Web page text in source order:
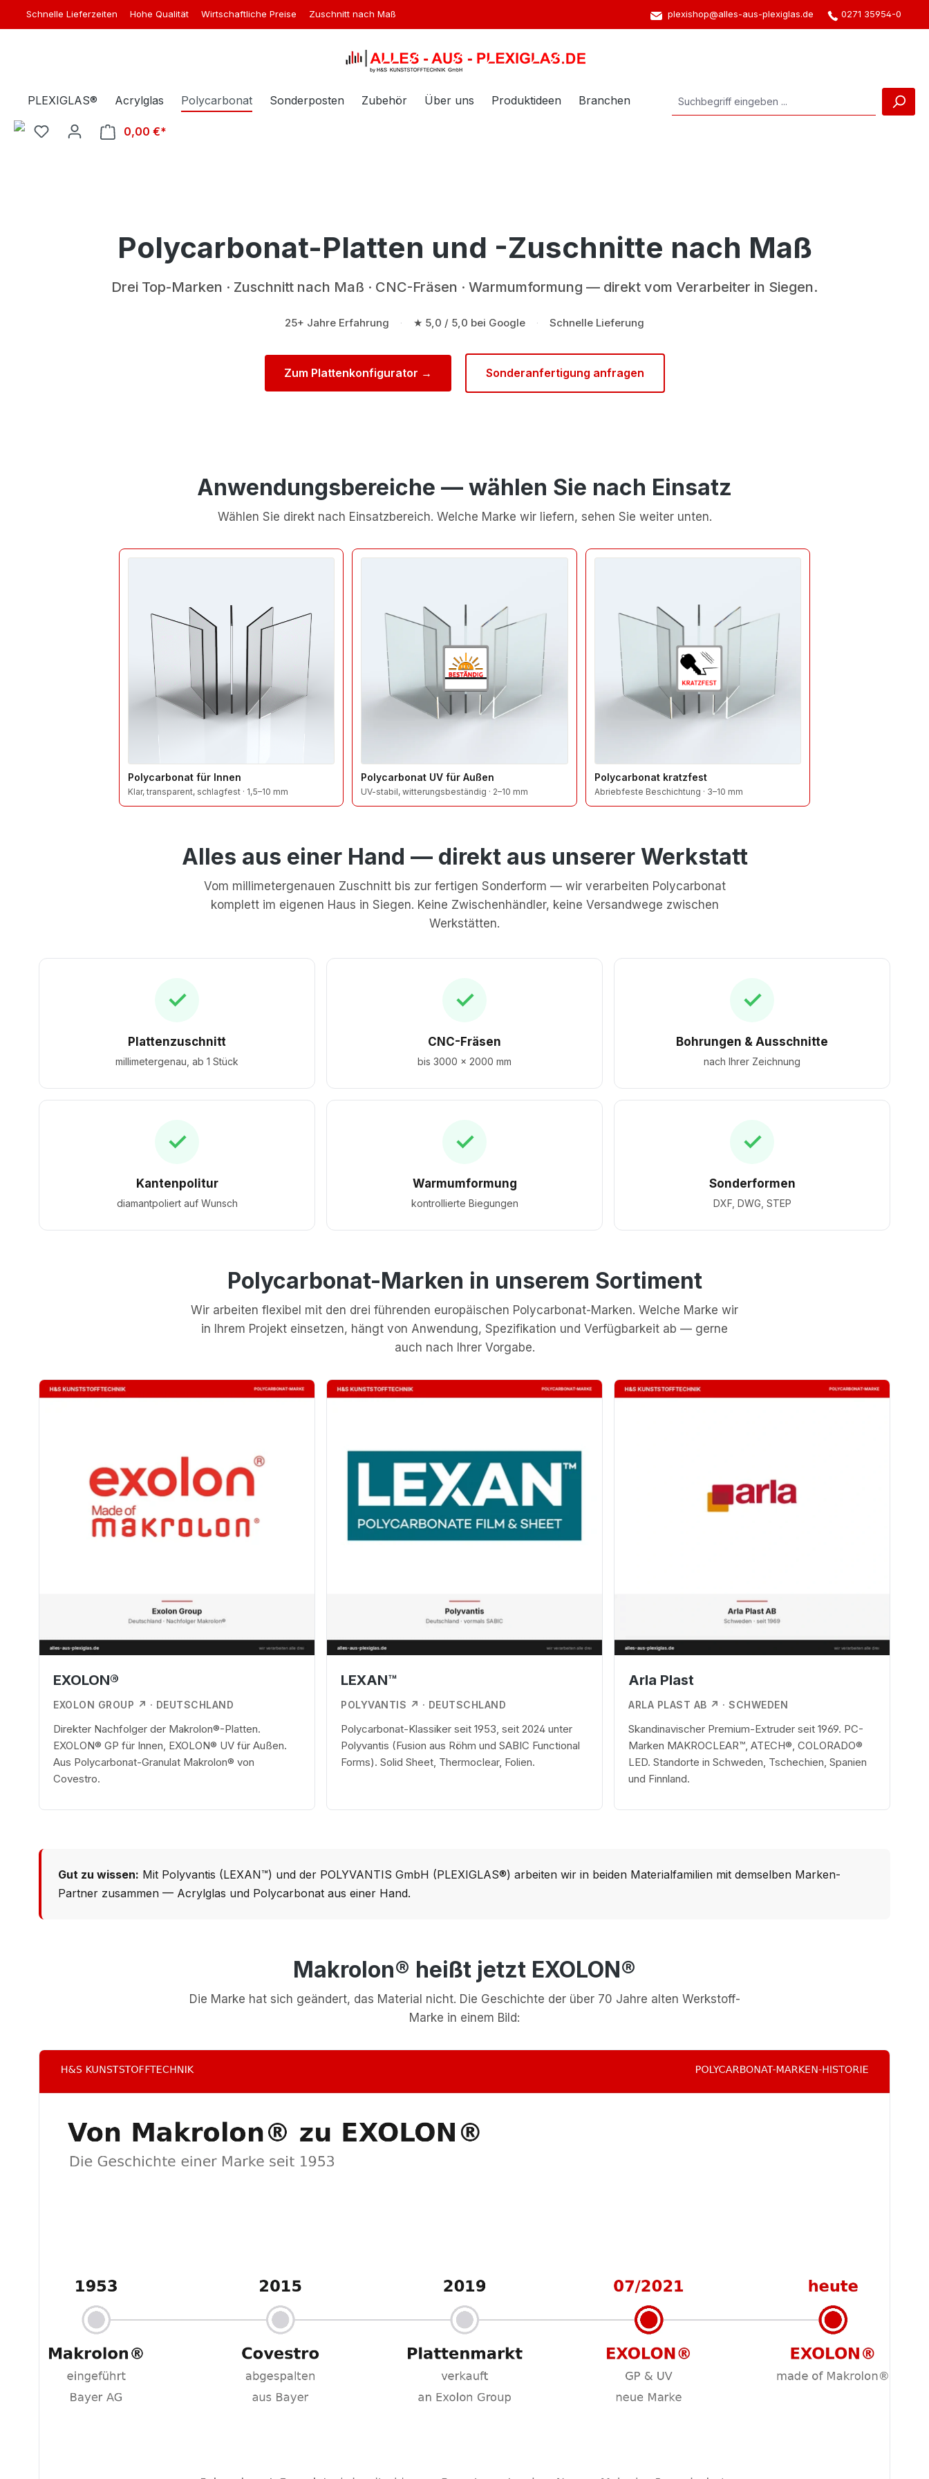
Zur Hauptnavigation springen
Schnelle Lieferzeiten Hohe Qualität Wirtschaftliche Preise Zuschnitt nach Maß plexishop@alles-aus-plexiglas.de 0271 35954-0
PLEXIGLAS® Acrylglas Polycarbonat Sonderposten Zubehör Über uns Produktideen Branchen
0,00 €*
Polycarbonat-Platten und -Zuschnitte nach Maß
Drei Top-Marken · Zuschnitt nach Maß · CNC-Fräsen · Warmumformung — direkt vom Verarbeiter in Siegen.
25+ Jahre Erfahrung · ★ 5,0 / 5,0 bei Google · Schnelle Lieferung
Zum Plattenkonfigurator → Sonderanfertigung anfragen
Anwendungsbereiche — wählen Sie nach Einsatz
Wählen Sie direkt nach Einsatzbereich. Welche Marke wir liefern, sehen Sie weiter unten.
Polycarbonat für Innen
Klar, transparent, schlagfest · 1,5–10 mm
Polycarbonat UV für Außen
UV-stabil, witterungsbeständig · 2–10 mm
Polycarbonat kratzfest
Abriebfeste Beschichtung · 3–10 mm
Alles aus einer Hand — direkt aus unserer Werkstatt
Vom millimetergenauen Zuschnitt bis zur fertigen Sonderform — wir verarbeiten Polycarbonat
komplett im eigenen Haus in Siegen. Keine Zwischenhändler, keine Versandwege zwischen
Werkstätten.
✓
Plattenzuschnitt
millimetergenau, ab 1 Stück
✓
CNC-Fräsen
bis 3000 × 2000 mm
✓
Bohrungen & Ausschnitte
nach Ihrer Zeichnung
✓
Kantenpolitur
diamantpoliert auf Wunsch
✓
Warmumformung
kontrollierte Biegungen
✓
Sonderformen
DXF, DWG, STEP
Polycarbonat-Marken in unserem Sortiment
Wir arbeiten flexibel mit den drei führenden europäischen Polycarbonat-Marken. Welche Marke wir
in Ihrem Projekt einsetzen, hängt von Anwendung, Spezifikation und Verfügbarkeit ab — gerne
auch nach Ihrer Vorgabe.
EXOLON®
EXOLON GROUP ↗ · DEUTSCHLAND
Direkter Nachfolger der Makrolon®-Platten.
EXOLON® GP für Innen, EXOLON® UV für Außen.
Aus Polycarbonat-Granulat Makrolon® von
Covestro.
LEXAN™
POLYVANTIS ↗ · DEUTSCHLAND
Polycarbonat-Klassiker seit 1953, seit 2024 unter
Polyvantis (Fusion aus Röhm und SABIC Functional
Forms). Solid Sheet, Thermoclear, Folien.
Arla Plast
ARLA PLAST AB ↗ · SCHWEDEN
Skandinavischer Premium-Extruder seit 1969. PC-
Marken MAKROCLEAR™, ATECH®, COLORADO®
LED. Standorte in Schweden, Tschechien, Spanien
und Finnland.
Gut zu wissen: Mit Polyvantis (LEXAN™) und der POLYVANTIS GmbH (PLEXIGLAS®) arbeiten wir in beiden Materialfamilien mit demselben Marken-
Partner zusammen — Acrylglas und Polycarbonat aus einer Hand.
Makrolon® heißt jetzt EXOLON®
Die Marke hat sich geändert, das Material nicht. Die Geschichte der über 70 Jahre alten Werkstoff-
Marke in einem Bild: